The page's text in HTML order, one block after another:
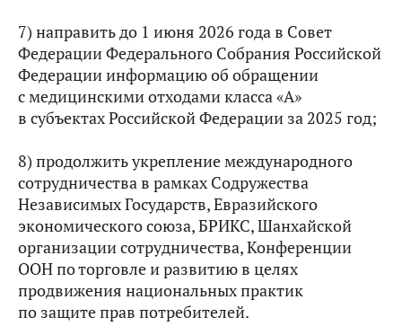
7) направить до 1 июня 2026 года в Совет
Федерации Федерального Собрания Российской
Федерации информацию об обращении
с медицинскими отходами класса «А»
в субъектах Российской Федерации за 2025 год;
8) продолжить укрепление международного
сотрудничества в рамках Содружества
Независимых Государств, Евразийского
экономического союза, БРИКС, Шанхайской
организации сотрудничества, Конференции
ООН по торговле и развитию в целях
продвижения национальных практик
по защите прав потребителей.